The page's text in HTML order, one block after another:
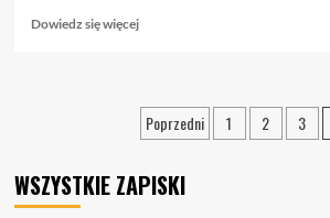
Dowiedz się więcejDowiedz
30.04.
Co
do
Stronicowanie
Poprzedni 1 2 3
WSZYSTKIE ZAPISKI